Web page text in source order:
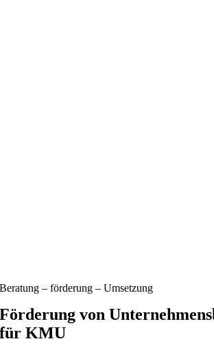
Beratung – förderung – Umsetzung
Förderung von
für KMU